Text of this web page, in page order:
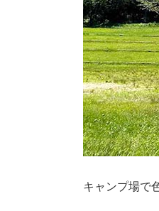
キャンプ場で